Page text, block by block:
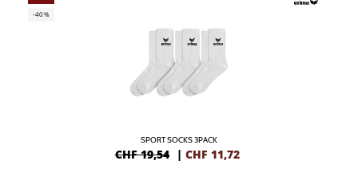
-40%
SPORT SOCKS 3PACK
CHF 19,54 | CHF 11,72